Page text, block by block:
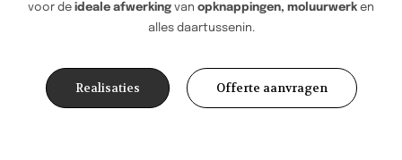
voor de ideale afwerking van opknappingen, moluurwerk en
alles daartussenin.
Realisaties Offerte aanvragen